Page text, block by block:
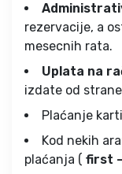
rezervacije, a
mesecnih rata.
Uplata na
izdate od
Plaćanje
Kod nekih
plaćanja ( first